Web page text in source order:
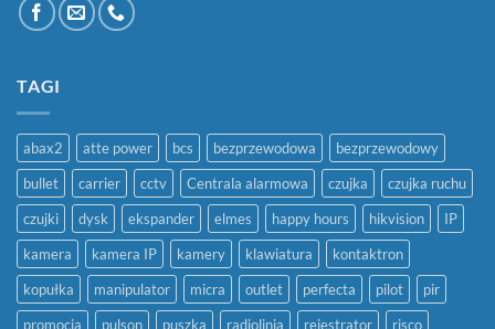
TAGI
abax2 atte power bcs bezprzewodowa
bezprzewodowy
bullet
carrier cctv Centrala alarmowa czujka
czujka ruchu
czujki
dysk ekspander elmes happy hours hikvision
IP
kamera
kamera IP kamery klawiatura
kontaktron
kopułka
manipulator micra outlet perfecta pilot
pir
promocja
pulson puszka radiolinia rejestrator risco